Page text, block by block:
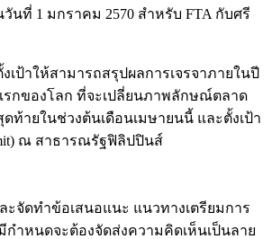
ที่ 1 มกราคม 2570 สำหรับ FTA กับศรี
ป้าให้สามารถสรุปผลการเจรจาภายในปี
รกของโลก ที่จะเปลี่ยนภาพลักษณ์ตลาด
ท้ายในช่วงต้นเดือนเมษายนนี้ และตั้งเป้า
ณ สาธารณรัฐฟิลิปปินส์
จัดทำข้อเสนอแนะ แนวทางเตรียมการ
กำหนดจะต้องจัดส่งความคิดเห็นเป็นลาย